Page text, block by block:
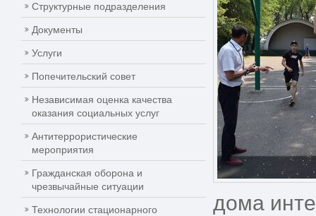
Структурные подразделения
Документы
Услуги
Попечительский совет
Независимая оценка качества
оказания социальных услуг
Антитеррористические
мероприятия
Гражданская оборона и
чрезвычайные ситуации
Технологии стационарного
дома